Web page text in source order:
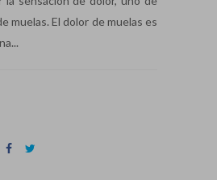
muelas. El dolor de muelas es